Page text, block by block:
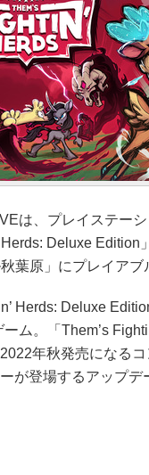
は、プレイステー
Herds: Deluxe
葉原」にプレイアブ
Herds: Deluxe
ム。「Them’s
年秋発売になる
が登場するアップデ